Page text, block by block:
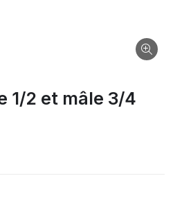
1/2 et mâle 3/4